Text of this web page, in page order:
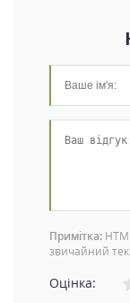
Примітка:
звичайний
Оцінка: